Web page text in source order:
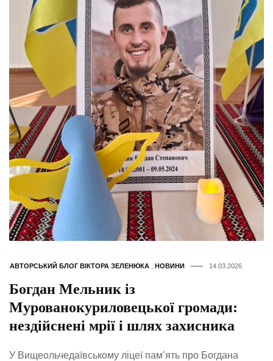
АВТОРСЬКИЙ БЛОГ ВІКТОРА ЗЕЛЕНЮКА НОВИНИ 14.03.2026
Богдан Мельник із
Мурованокуриловецької громади:
нездійснені мрії і шлях захисника
У Вищеольчедаївському ліцеї пам’ять про Богдана